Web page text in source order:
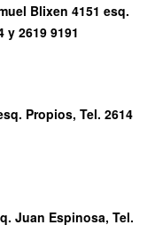
Blixen 4151 esq.
y 2619 9191
Propios, Tel. 2614
Juan Espinosa, Tel.